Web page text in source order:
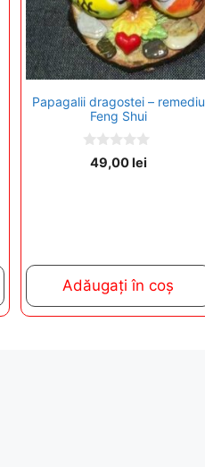
Papagalii dragostei – remediu
Feng Shui
o49,00lei
Adăugați în coș